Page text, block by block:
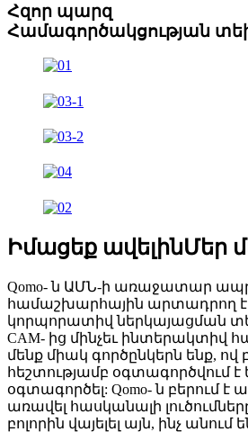
Հզոր պարզ
Համագործակցության
Իմացեք ավելինՄեր
Qomo- ն ԱՄՆ-ի առաջատար
համաշխարհային արտադրող
կորպորատիվ ներկայացման
CAM- ից մինչեւ ինտերակտիվ
մենք միակ գործընկերն ենք, ով
հեշտությամբ օգտագործվում է
օգտագործել: Qomo- ն բերում
առավել հասկանալի
բոլորին վայելել այն, ինչ անում